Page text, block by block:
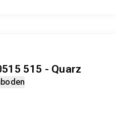
515 - Quarz